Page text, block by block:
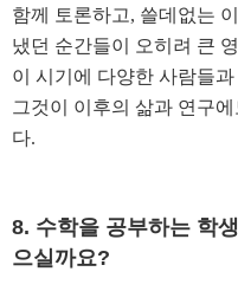
함께 토론하고, 쓸데없는
냈던 순간들이 오히려 큰
이 시기에 다양한 사람들
그것이 이후의 삶과 연구
다.
8. 수학을 공부하는 학
으실까요?